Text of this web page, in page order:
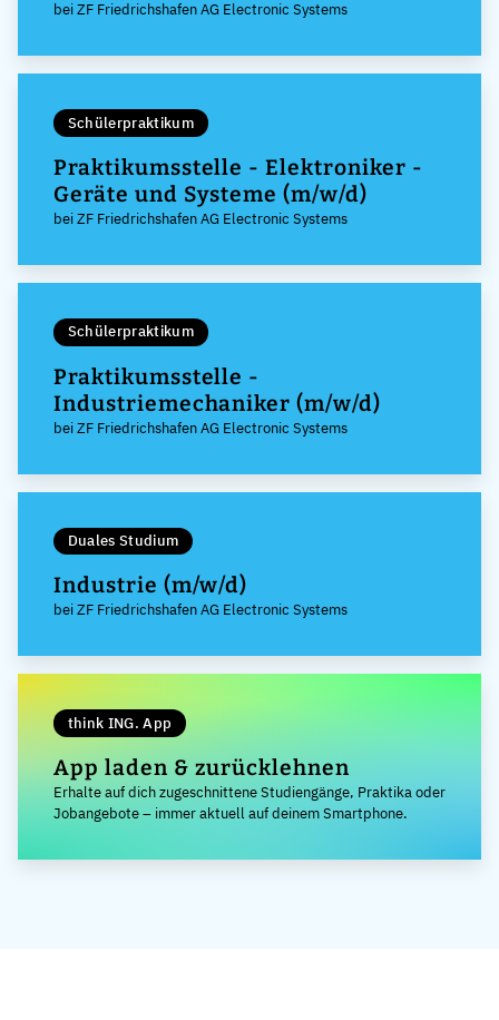
bei ZF Friedrichshafen AG Electronic Systems
Schülerpraktikum
Praktikumsstelle - Elektroniker -
Geräte und Systeme (m/w/d)
bei ZF Friedrichshafen AG Electronic Systems
Schülerpraktikum
Praktikumsstelle -
Industriemechaniker (m/w/d)
bei ZF Friedrichshafen AG Electronic Systems
Duales Studium
Industrie (m/w/d)
bei ZF Friedrichshafen AG Electronic Systems
think ING. App
App laden & zurücklehnen
Erhalte auf dich zugeschnittene Studiengänge, Praktika oder
Jobangebote – immer aktuell auf deinem Smartphone.